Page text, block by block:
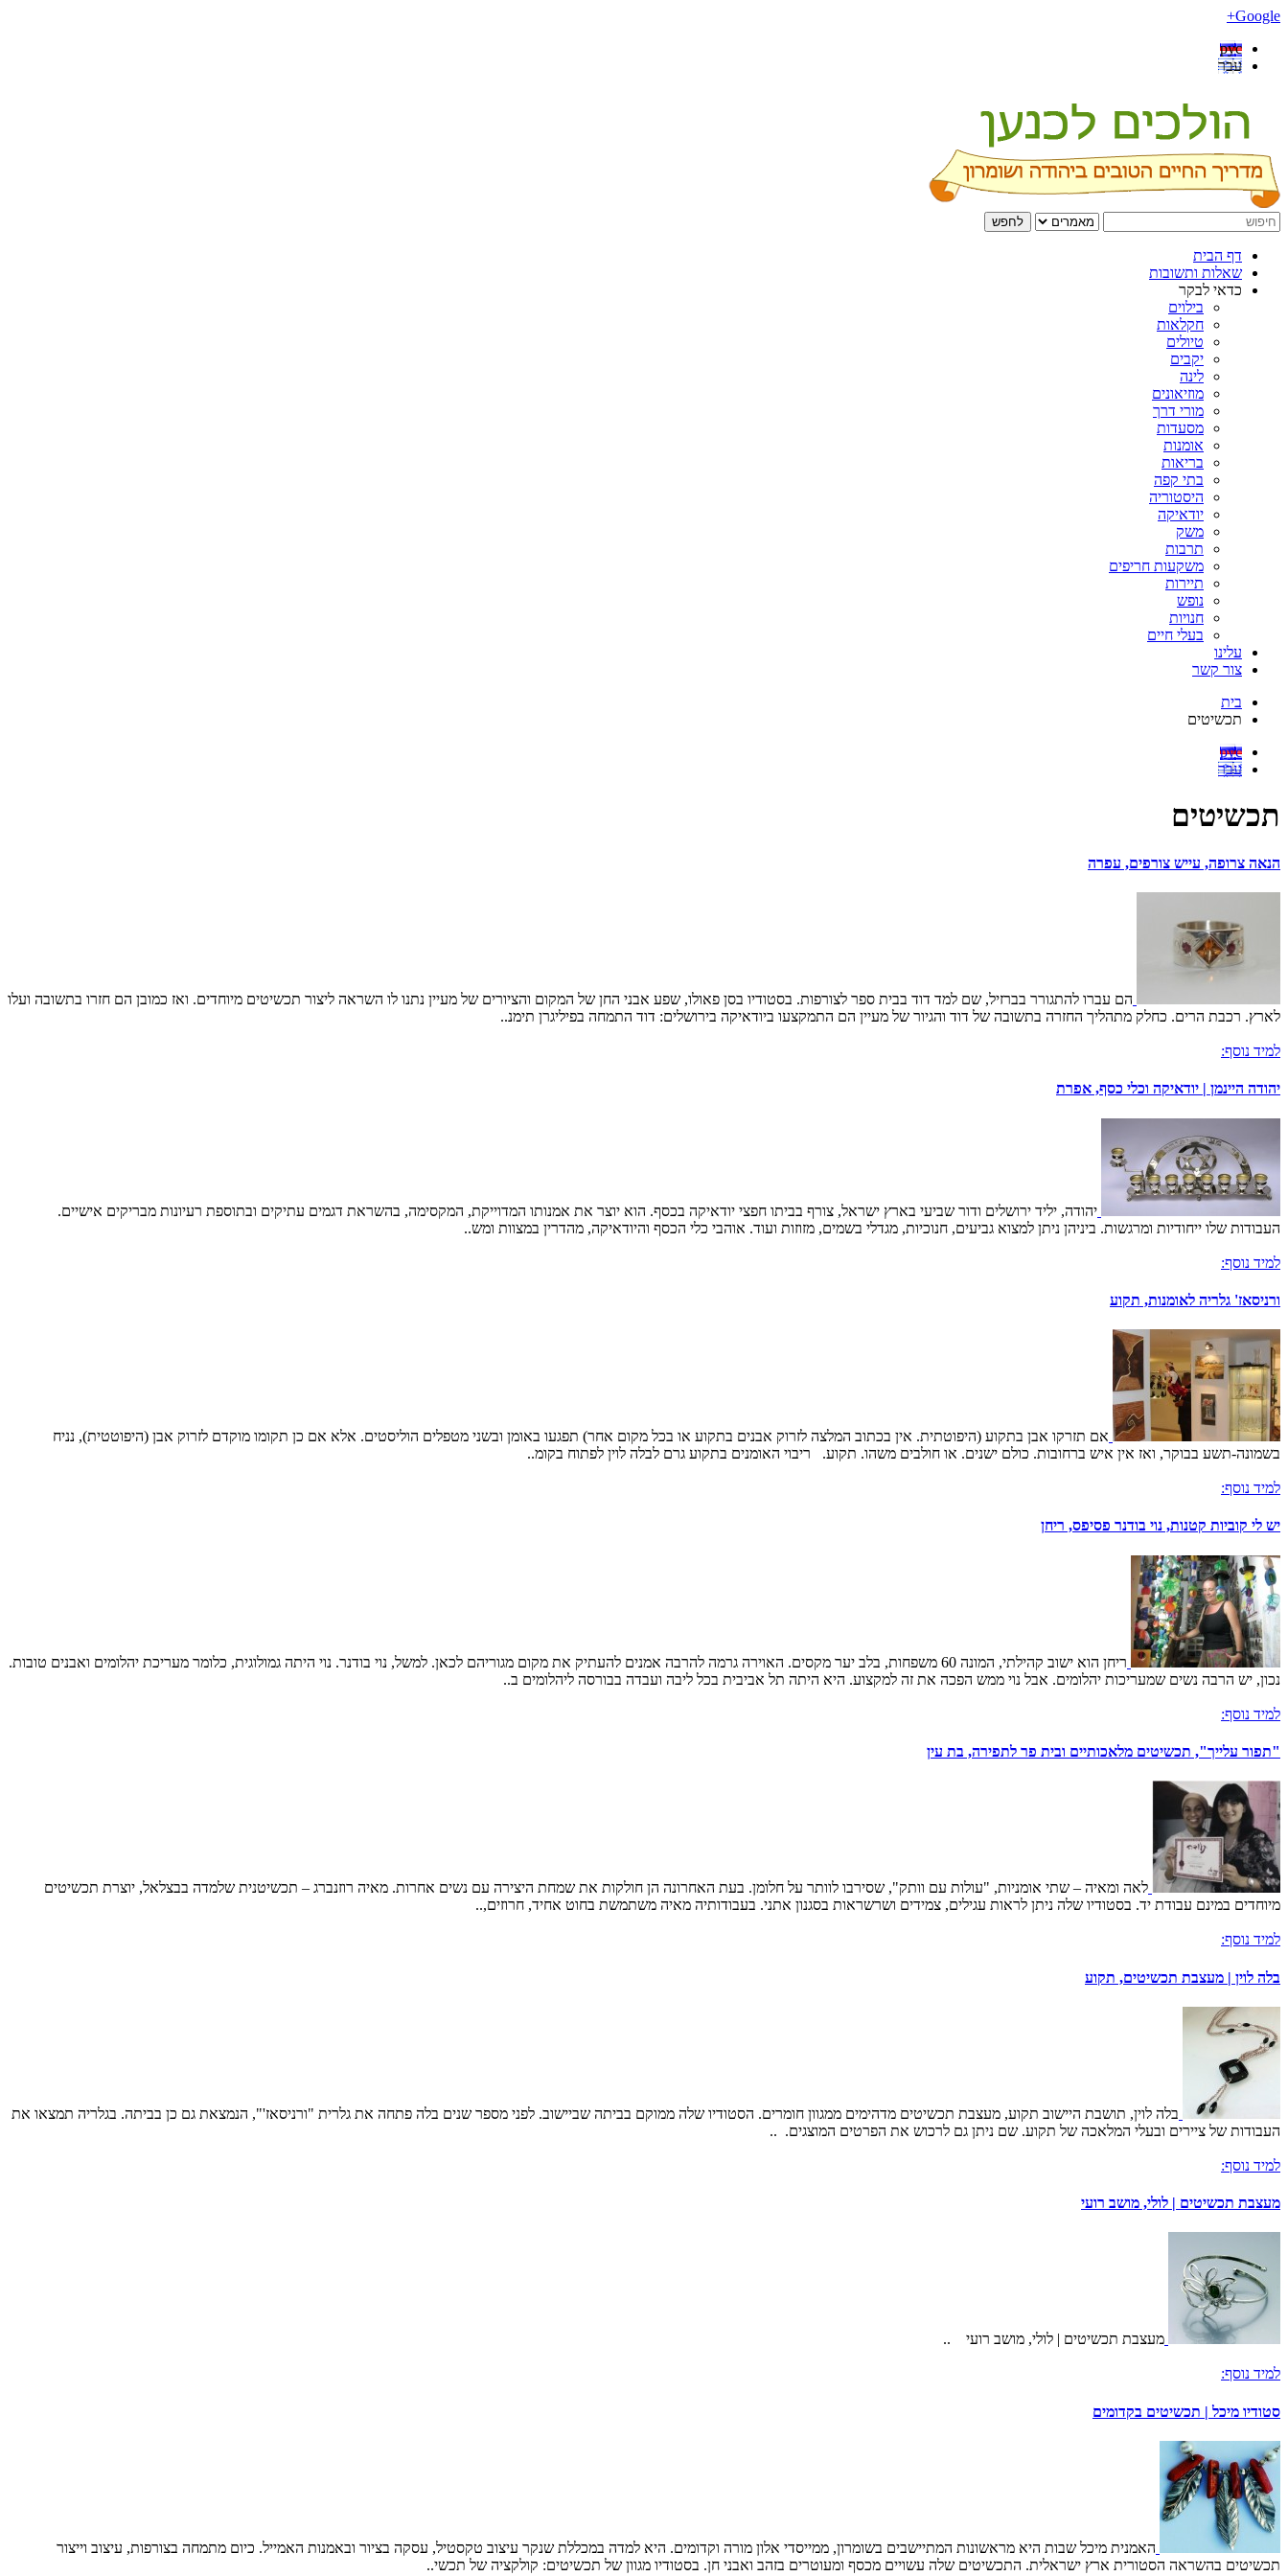
Google+
рус
עבר
לחפש
דף הבית
שאלות ותשובות
כדאי לבקר
בילוים
חקלאות
טיולים
יקבים
לינה
מוזיאונים
מורי דרך
מסעדות
אומנות
בריאות
בתי קפה
היסטוריה
יודאיקה
משק
תרבות
משקעות חריפים
תיירות
נופש
חנויות
בעלי חיים
עלינו
צור קשר
בית
תכשיטים
рус
עבר
תכשיטים
הנאה צרופה, עייש צורפים, עפרה
הם עברו להתגורר בברזיל, שם למד דוד בבית ספר לצורפות. בסטודיו בסן פאולו, שפע אבני החן של המקום והציורים של מעיין נתנו לו השראה ליצור תכשיטים מיוחדים. ואז כמובן הם חזרו בתשובה ועלו
לארץ. רכבת הרים. כחלק מתהליך החזרה בתשובה של דוד והגיור של מעיין הם התמקצעו ביודאיקה בירושלים: דוד התמחה בפיליגרן תימנ..
למיד נוסף:
יהודה היינמן | יודאיקה וכלי כסף, אפרת
יהודה, יליד ירושלים ודור שביעי בארץ ישראל, צורף בביתו חפצי יודאיקה בכסף. הוא יוצר את אמנותו המדוייקת, המקסימה, בהשראת דגמים עתיקים ובתוספת רעיונות מבריקים אישיים.
העבודות שלו ייחודיות ומרגשות. ביניהן ניתן למצוא גביעים, חנוכיות, מגדלי בשמים, מזוזות ועוד. אוהבי כלי הכסף והיודאיקה, מהדרין במצוות ומש..
למיד נוסף:
ורניסאז' גלריה לאומנות, תקוע
אם תזרקו אבן בתקוע (היפוטתית. אין בכתוב המלצה לזרוק אבנים בתקוע או בכל מקום אחר) תפגעו באומן ובשני מטפלים הוליסטים. אלא אם כן תקומו מוקדם לזרוק אבן (היפוטטית), נניח
בשמונה-תשע בבוקר, ואז אין איש ברחובות. כולם ישנים. או חולבים משהו. תקוע. ריבוי האומנים בתקוע גרם לבלה לוין לפתוח בקומ..
למיד נוסף:
יש לי קוביות קטנות, נוי בודנר פסיפס, ריחן
ריחן הוא ישוב קהילתי, המונה 60 משפחות, בלב יער מקסים. האוירה גרמה להרבה אמנים להעתיק את מקום מגוריהם לכאן. למשל, נוי בודנר. נוי היתה גמולוגית, כלומר מעריכת יהלומים ואבנים טובות.
נכון, יש הרבה נשים שמעריכות יהלומים. אבל נוי ממש הפכה את זה למקצוע. היא היתה תל אביבית בכל ליבה ועבדה בבורסה ליהלומים ב..
למיד נוסף:
"תפור עלייך", תכשיטים מלאכותיים ובית פר לתפירה, בת עין
לאה ומאיה – שתי אומניות, "עולות עם וותק", שסירבו לוותר על חלומן. בעת האחרונה הן חולקות את שמחת היצירה עם נשים אחרות. מאיה רוזנברג – תכשיטנית שלמדה בבצלאל, יוצרת תכשיטים
מיוחדים במינם עבודת יד. בסטודיו שלה ניתן לראות עגילים, צמידים ושרשראות בסגנון אתני. בעבודותיה מאיה משתמשת בחוט אחיד, חרוזים,..
למיד נוסף:
בלה לוין | מעצבת תכשיטים, תקוע
בלה לוין, תושבת היישוב תקוע, מעצבת תכשיטים מדהימים ממגוון חומרים. הסטודיו שלה ממוקם בביתה שביישוב. לפני מספר שנים בלה פתחה את גלרית "ורניסאז'", הנמצאת גם כן בביתה. בגלריה תמצאו את
העבודות של ציירים ובעלי המלאכה של תקוע. שם ניתן גם לרכוש את הפרטים המוצגים. ..
למיד נוסף:
מעצבת תכשיטים | לולי, מושב רועי
מעצבת תכשיטים | לולי, מושב רועי ..
למיד נוסף:
סטודיו מיכל | תכשיטים בקדומים
האמנית מיכל שבות היא מראשונות המתיישבים בשומרון, ממייסדי אלון מורה וקדומים. היא למדה במכללת שנקר עיצוב טקסטיל, עסקה בציור ובאמנות האמייל. כיום מתמחה בצורפות, עיצוב וייצור
תכשיטים בהשראה הסטורית ארץ ישראלית. התכשיטים שלה עשויים מכסף ומעוטרים בזהב ואבני חן. בסטודיו מגוון של תכשיטים: קולקציה של תכשי..